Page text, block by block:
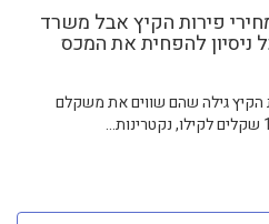
פירות הקיץ אבל משרד
להפחית את המכס
הקיץ גילה שהם שווים את משקלם